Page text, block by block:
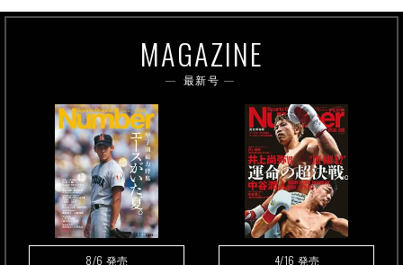
MAGAZINE
最新号
8/6 発売 4/16 発売